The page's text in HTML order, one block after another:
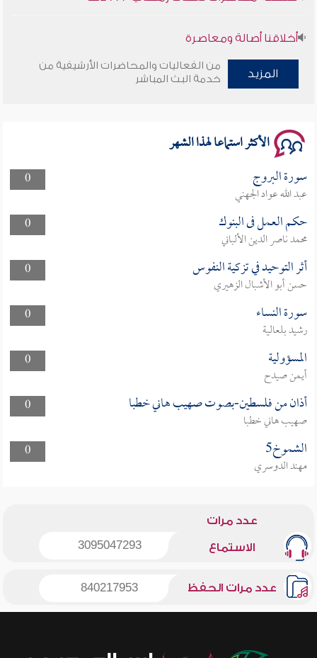
أخلاقنا أصالة ومعاصرة
وأمنهم من خوف 9
المزيد
من الفعاليات والمحاضرات الأرشيفية من
خدمة البث المباشر
الأكثر استماعا لهذا الشهر
0 سورة البروج
عبد الله عواد الجهني
0
حكم العمل فى البنوك
محمد ناصر الدين الألباني
0
أثر التوحيد في تزكية النفوس
حسن أبو الأشبال الزهيري
0
سورة النساء
رشيد بلعالية
0
المسؤولية
أيمن صيدح
0
أذان من فلسطين-بصوت صهيب هاني خطبا
صهيب هاني خطبا
0
الشموخ5
مهند الدوسري
عدد مرات
الاستماع 3095047293
عدد مرات الحفظ 840217953